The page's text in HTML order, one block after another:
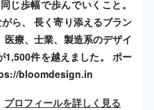
じ歩幅で歩んでいくこと。
ら、 長く寄り添えるブラン
医療、士業、製造系のデザイ
1,500件を越えました。 ポー
bloomdesign.in
プロフィールを詳しく見る